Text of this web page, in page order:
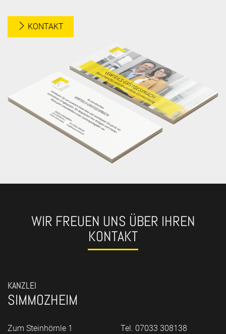
KONTAKT
WIR FREUEN UNS ÜBER IHREN
KONTAKT
KANZLEI
SIMMOZHEIM
Zum Steinhörnle 1
Tel. 07033 308138